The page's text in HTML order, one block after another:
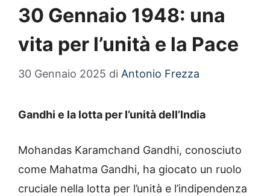
30 Gennaio 1948: una
vita per l’unità e la Pace
30 Gennaio 2025 di Antonio Frezza
Gandhi e la lotta per l’unità dell’India
Mohandas Karamchand Gandhi, conosciuto
come Mahatma Gandhi, ha giocato un ruolo
cruciale nella lotta per l’unità e l’indipendenza